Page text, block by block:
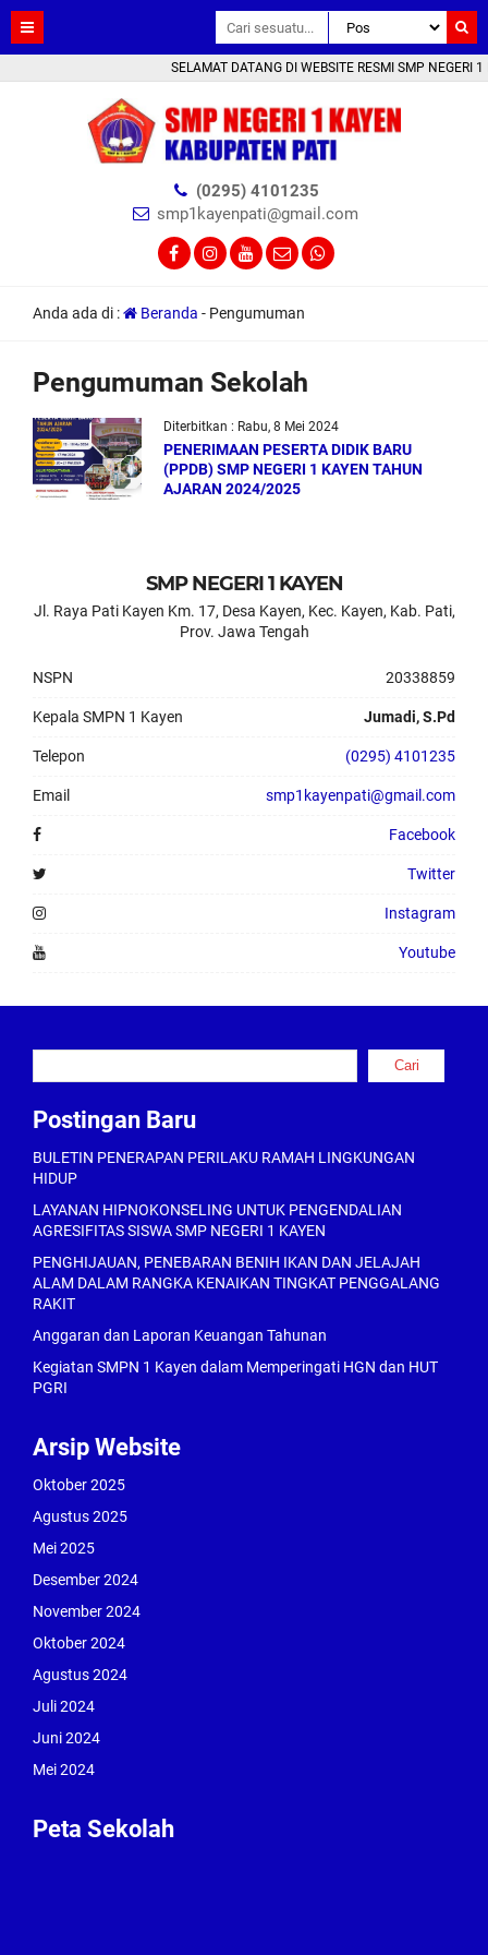
SELAMAT DATANG DI WEBSITE RESMI SMP NEGERI
(0295) 4101235
smp1kayenpati@gmail.com
Anda ada di : Beranda - Pengumuman
Pengumuman Sekolah
Diterbitkan : Rabu, 8 Mei 2024
PENERIMAAN PESERTA DIDIK BARU
(PPDB) SMP NEGERI 1 KAYEN TAHUN
AJARAN 2024/2025
SMP NEGERI 1 KAYEN
Jl. Raya Pati Kayen Km. 17, Desa Kayen, Kec. Kayen, Kab. Pati,
Prov. Jawa Tengah
NSPN 20338859
Kepala SMPN 1 Kayen Jumadi, S.Pd
Telepon (0295) 4101235
Email smp1kayenpati@gmail.com
Facebook
Twitter
Instagram
Youtube
Cari
Postingan Baru
BULETIN PENERAPAN PERILAKU RAMAH LINGKUNGAN
HIDUP
LAYANAN HIPNOKONSELING UNTUK PENGENDALIAN
AGRESIFITAS SISWA SMP NEGERI 1 KAYEN
PENGHIJAUAN, PENEBARAN BENIH IKAN DAN JELAJAH
ALAM DALAM RANGKA KENAIKAN TINGKAT PENGGALANG
RAKIT
Anggaran dan Laporan Keuangan Tahunan
Kegiatan SMPN 1 Kayen dalam Memperingati HGN dan HUT
PGRI
Arsip Website
Oktober 2025
Agustus 2025
Mei 2025
Desember 2024
November 2024
Oktober 2024
Agustus 2024
Juli 2024
Juni 2024
Mei 2024
Peta Sekolah